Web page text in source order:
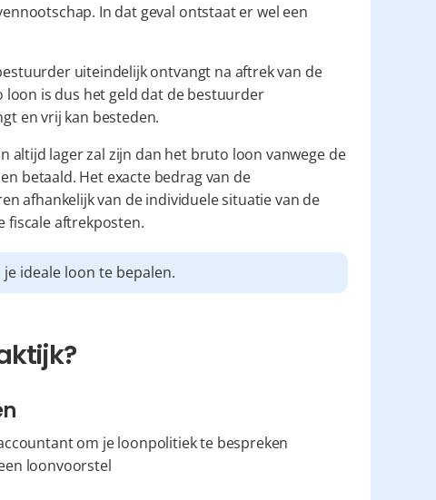
In dat geval ontstaat er wel een
uiteindelijk ontvangt na aftrek van de
is dus het geld dat de bestuurder
en vrij kan besteden.
altijd lager zal zijn dan het bruto loon vanwege de
betaald. Het exacte bedrag van de
afhankelijk van de individuele situatie van de
fiscale aftrekposten.
ideale loon te bepalen.
om je loonpolitiek te bespreken
loonvoorstel